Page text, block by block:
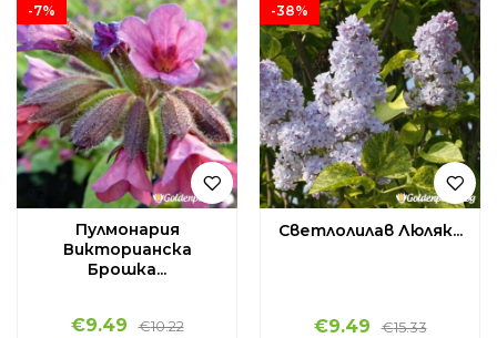
-7%
Пулмонария
Викторианска
Брошка...
€9.49 €10.22
-38%
Светлолилав Люляк...
€9.49 €15.33